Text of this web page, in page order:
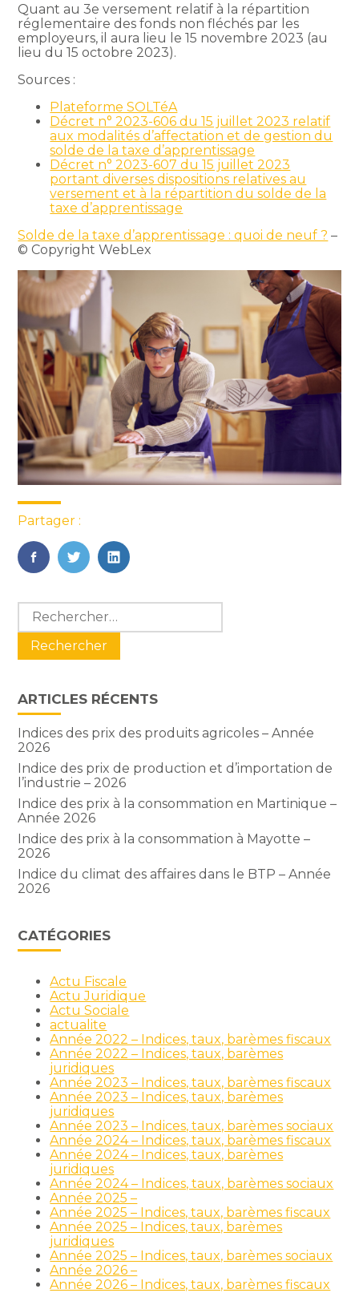
Quant au 3e versement relatif à la répartition
réglementaire des fonds non fléchés par les
employeurs, il aura lieu le 15 novembre 2023 (au
lieu du 15 octobre 2023).
Sources :
Plateforme SOLTéA
Décret n° 2023-606 du 15 juillet 2023 relatif
aux modalités d’affectation et de gestion du
solde de la taxe d’apprentissage
Décret n° 2023-607 du 15 juillet 2023
portant diverses dispositions relatives au
versement et à la répartition du solde de la
taxe d’apprentissage
Solde de la taxe d’apprentissage : quoi de neuf ? –
© Copyright WebLex
Partager :
FaceBook
TwitterLinkedIn
Blog
sidebar
Rechercher :
ARTICLES RÉCENTS
Indices des prix des produits agricoles – Année
2026
Indice des prix de production et d’importation de
l’industrie – 2026
Indice des prix à la consommation en Martinique –
Année 2026
Indice des prix à la consommation à Mayotte –
2026
Indice du climat des affaires dans le BTP – Année
2026
CATÉGORIES
Actu Fiscale
Actu Juridique
Actu Sociale
actualite
Année 2022 – Indices, taux, barèmes fiscaux
Année 2022 – Indices, taux, barèmes
juridiques
Année 2023 – Indices, taux, barèmes fiscaux
Année 2023 – Indices, taux, barèmes
juridiques
Année 2023 – Indices, taux, barèmes sociaux
Année 2024 – Indices, taux, barèmes fiscaux
Année 2024 – Indices, taux, barèmes
juridiques
Année 2024 – Indices, taux, barèmes sociaux
Année 2025 –
Année 2025 – Indices, taux, barèmes fiscaux
Année 2025 – Indices, taux, barèmes
juridiques
Année 2025 – Indices, taux, barèmes sociaux
Année 2026 –
Année 2026 – Indices, taux, barèmes fiscaux